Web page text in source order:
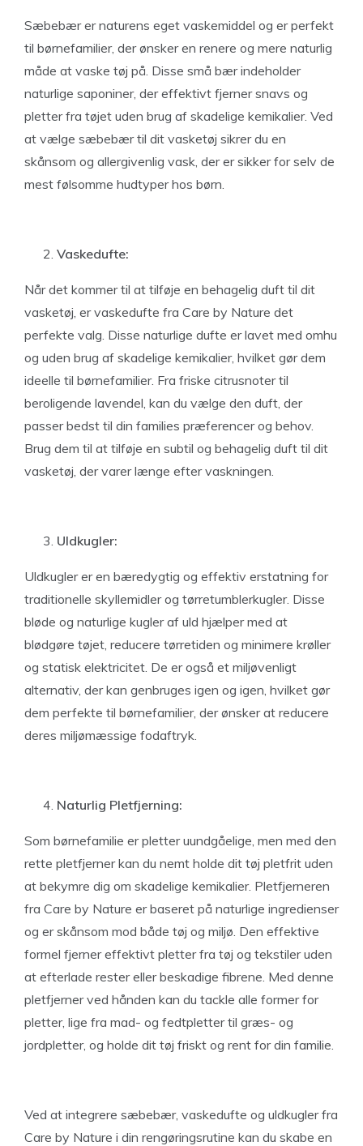
Sæbebær er naturens eget vaskemiddel og er perfekt
til børnefamilier, der ønsker en renere og mere naturlig
måde at vaske tøj på. Disse små bær indeholder
naturlige saponiner, der effektivt fjerner snavs og
pletter fra tøjet uden brug af skadelige kemikalier. Ved
at vælge sæbebær til dit vasketøj sikrer du en
skånsom og allergivenlig vask, der er sikker for selv de
mest følsomme hudtyper hos børn.
Vaskedufte:
Når det kommer til at tilføje en behagelig duft til dit
vasketøj, er vaskedufte fra Care by Nature det
perfekte valg. Disse naturlige dufte er lavet med omhu
og uden brug af skadelige kemikalier, hvilket gør dem
ideelle til børnefamilier. Fra friske citrusnoter til
beroligende lavendel, kan du vælge den duft, der
passer bedst til din families præferencer og behov.
Brug dem til at tilføje en subtil og behagelig duft til dit
vasketøj, der varer længe efter vaskningen.
Uldkugler:
Uldkugler er en bæredygtig og effektiv erstatning for
traditionelle skyllemidler og tørretumblerkugler. Disse
bløde og naturlige kugler af uld hjælper med at
blødgøre tøjet, reducere tørretiden og minimere krøller
og statisk elektricitet. De er også et miljøvenligt
alternativ, der kan genbruges igen og igen, hvilket gør
dem perfekte til børnefamilier, der ønsker at reducere
deres miljømæssige fodaftryk.
Naturlig Pletfjerning:
Som børnefamilie er pletter uundgåelige, men med den
rette pletfjerner kan du nemt holde dit tøj pletfrit uden
at bekymre dig om skadelige kemikalier. Pletfjerneren
fra Care by Nature er baseret på naturlige ingredienser
og er skånsom mod både tøj og miljø. Den effektive
formel fjerner effektivt pletter fra tøj og tekstiler uden
at efterlade rester eller beskadige fibrene. Med denne
pletfjerner ved hånden kan du tackle alle former for
pletter, lige fra mad- og fedtpletter til græs- og
jordpletter, og holde dit tøj friskt og rent for din familie.
Ved at integrere sæbebær, vaskedufte og uldkugler fra
Care by Nature i din rengøringsrutine kan du skabe en